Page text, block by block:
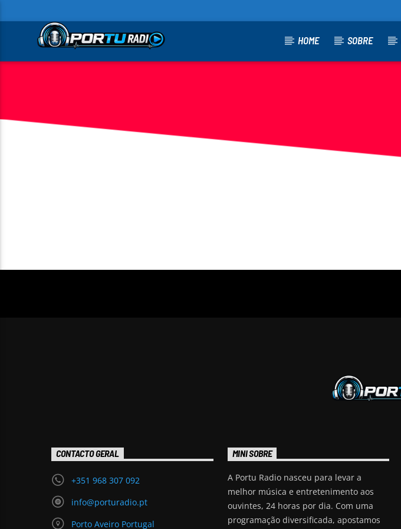
HOME SOBRE
CONTACTO GERAL
+351 968 307 092
info@porturadio.pt
Porto Aveiro Portugal
MINI SOBRE
A Portu Radio nasceu para levar a
melhor música e entretenimento aos
ouvintes, 24 horas por dia. Com uma
programação diversificada, apostamos